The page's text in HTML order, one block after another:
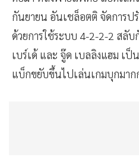
กันยายน อันเชล็อตติ จัดการ
ด้วยการใช้ระบบ 4-2-2-2 สลั
เบร์เด้ และ จู๊ด เบลลิงแฮม เ
แบ็กขยับขึ้นไปเล่นเกมบุกมาก